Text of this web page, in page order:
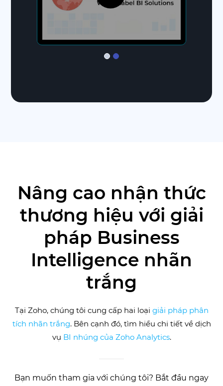
Nâng cao nhận thức
thương hiệu với giải
pháp Business
Intelligence nhãn
trắng
Tại Zoho, chúng tôi cung cấp hai loại giải pháp phân
tích nhãn trắng. Bên cạnh đó, tìm hiểu chi tiết về dịch
vụ BI nhúng của Zoho Analytics.
Bạn muốn tham gia với chúng tôi? Bắt đầu ngay